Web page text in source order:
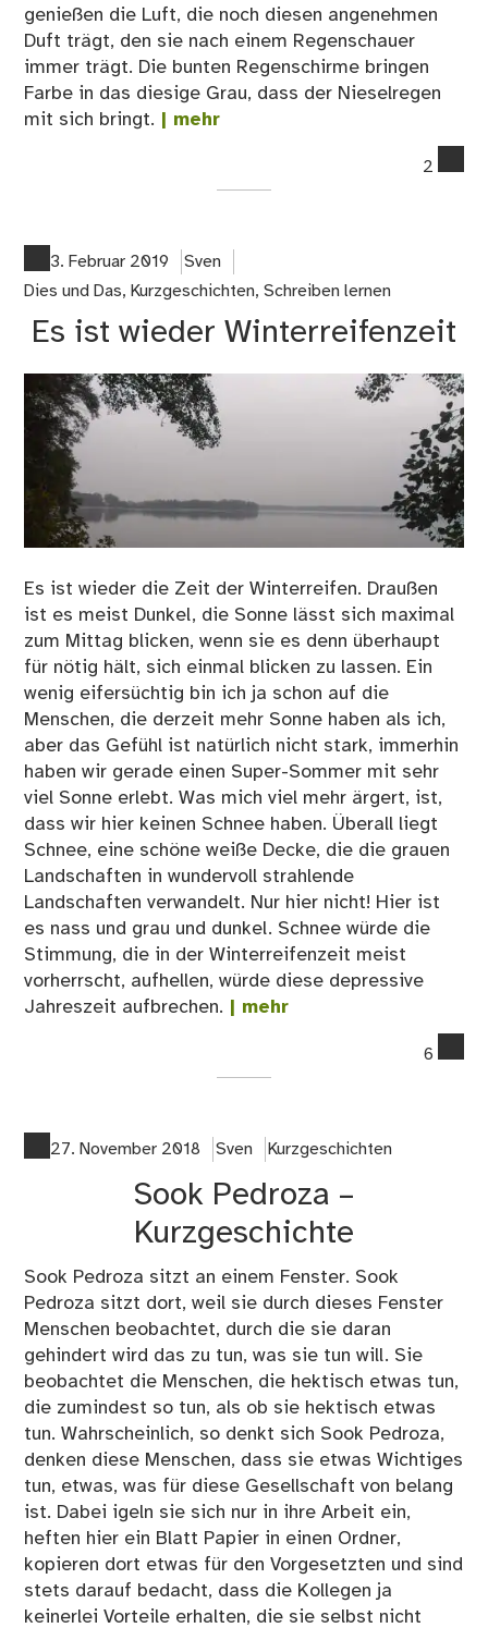
genießen die Luft, die noch diesen angenehmen
Duft trägt, den sie nach einem Regenschauer
immer trägt. Die bunten Regenschirme bringen
Farbe in das diesige Grau, dass der Nieselregen
mit sich bringt. | mehr
2
3. Februar 2019
Sven
Dies und Das, Kurzgeschichten,Schreiben lernen
Es ist wieder Winterreifenzeit
Es ist wieder die Zeit der Winterreifen. Draußen
ist es meist Dunkel, die Sonne lässt sich maximal
zum Mittag blicken, wenn sie es denn überhaupt
für nötig hält, sich einmal blicken zu lassen. Ein
wenig eifersüchtig bin ich ja schon auf die
Menschen, die derzeit mehr Sonne haben als ich,
aber das Gefühl ist natürlich nicht stark, immerhin
haben wir gerade einen Super-Sommer mit sehr
viel Sonne erlebt. Was mich viel mehr ärgert, ist,
dass wir hier keinen Schnee haben. Überall liegt
Schnee, eine schöne weiße Decke, die die grauen
Landschaften in wundervoll strahlende
Landschaften verwandelt. Nur hier nicht! Hier ist
es nass und grau und dunkel. Schnee würde die
Stimmung, die in der Winterreifenzeit meist
vorherrscht, aufhellen, würde diese depressive
Jahreszeit aufbrechen. | mehr
6
27. November 2018 Sven Kurzgeschichten
Sook Pedroza –
Kurzgeschichte
Sook Pedroza sitzt an einem Fenster. Sook
Pedroza sitzt dort, weil sie durch dieses Fenster
Menschen beobachtet, durch die sie daran
gehindert wird das zu tun, was sie tun will. Sie
beobachtet die Menschen, die hektisch etwas tun,
die zumindest so tun, als ob sie hektisch etwas
tun. Wahrscheinlich, so denkt sich Sook Pedroza,
denken diese Menschen, dass sie etwas Wichtiges
tun, etwas, was für diese Gesellschaft von belang
ist. Dabei igeln sie sich nur in ihre Arbeit ein,
heften hier ein Blatt Papier in einen Ordner,
kopieren dort etwas für den Vorgesetzten und sind
stets darauf bedacht, dass die Kollegen ja
keinerlei Vorteile erhalten, die sie selbst nicht